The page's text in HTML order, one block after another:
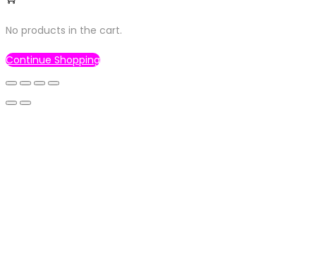
No products in the cart.
Continue Shopping